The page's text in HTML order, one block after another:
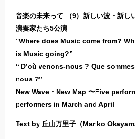
音楽の未来って （9）新しい波・新し
演奏家たち5公演
“Where does Music come from?
is Music going?”
“ D’où venons-nous ? Que
nous ?”
New Wave・New Map 〜Five
performers in March and April
Text by 丘山万里子（Mariko